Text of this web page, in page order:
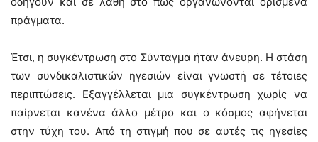
πράγματα.
Έτσι, η συγκέντρωση στο Σύνταγμα ήταν άνευρη. Η στάση
των συνδικαλιστικών ηγεσιών είναι γνωστή σε τέτοιες
περιπτώσεις. Εξαγγέλλεται μια συγκέντρωση χωρίς να
παίρνεται κανένα άλλο μέτρο και ο κόσμος αφήνεται
στην τύχη του. Από τη στιγμή που σε αυτές τις ηγεσίες